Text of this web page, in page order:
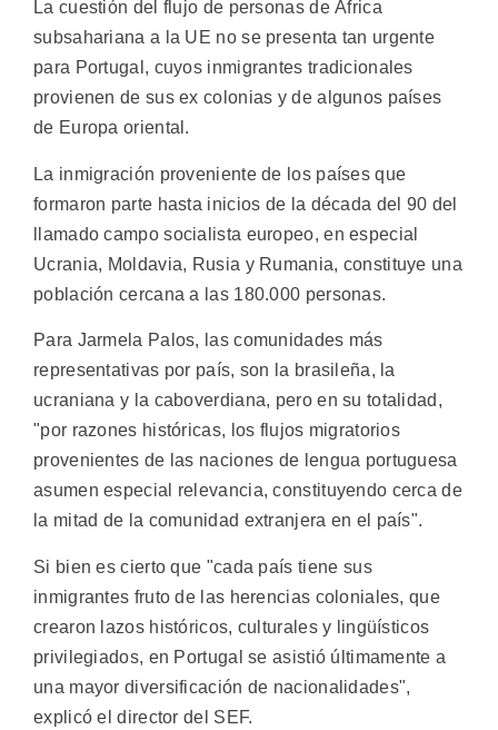
La cuestión del flujo de personas de África
subsahariana a la UE no se presenta tan urgente
para Portugal, cuyos inmigrantes tradicionales
provienen de sus ex colonias y de algunos países
de Europa oriental.
La inmigración proveniente de los países que
formaron parte hasta inicios de la década del 90 del
llamado campo socialista europeo, en especial
Ucrania, Moldavia, Rusia y Rumania, constituye una
población cercana a las 180.000 personas.
Para Jarmela Palos, las comunidades más
representativas por país, son la brasileña, la
ucraniana y la caboverdiana, pero en su totalidad,
"por razones históricas, los flujos migratorios
provenientes de las naciones de lengua portuguesa
asumen especial relevancia, constituyendo cerca de
la mitad de la comunidad extranjera en el país".
Si bien es cierto que "cada país tiene sus
inmigrantes fruto de las herencias coloniales, que
crearon lazos históricos, culturales y lingüísticos
privilegiados, en Portugal se asistió últimamente a
una mayor diversificación de nacionalidades",
explicó el director del SEF.